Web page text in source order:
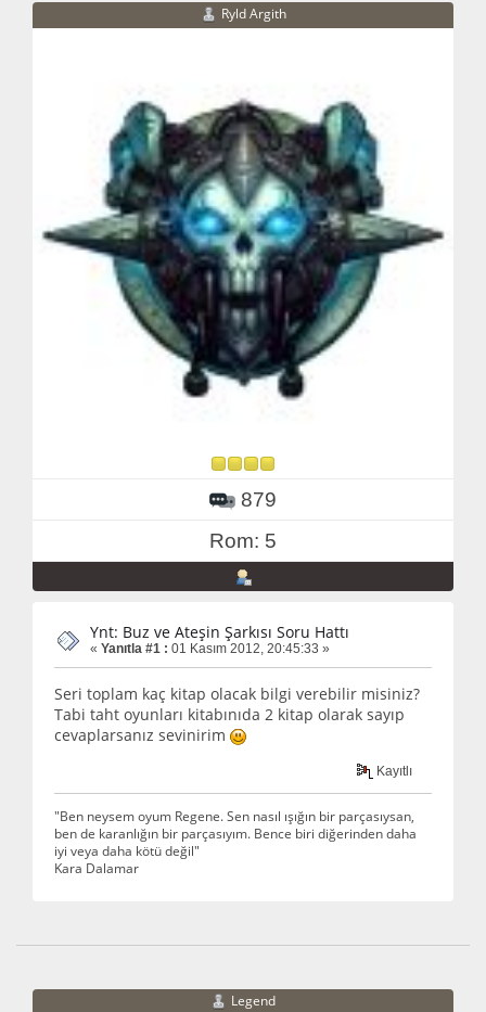
Ryld Argith
879
Rom: 5
Ynt: Buz ve Ateşin Şarkısı Soru Hattı
« Yanıtla #1 : 01 Kasım 2012, 20:45:33 »
Seri toplam kaç kitap olacak bilgi verebilir misiniz?
Tabi taht oyunları kitabınıda 2 kitap olarak sayıp
cevaplarsanız sevinirim
Kayıtlı
"Ben neysem oyum Regene. Sen nasıl ışığın bir parçasıysan,
ben de karanlığın bir parçasıyım. Bence biri diğerinden daha
iyi veya daha kötü değil"
Kara Dalamar
Legend